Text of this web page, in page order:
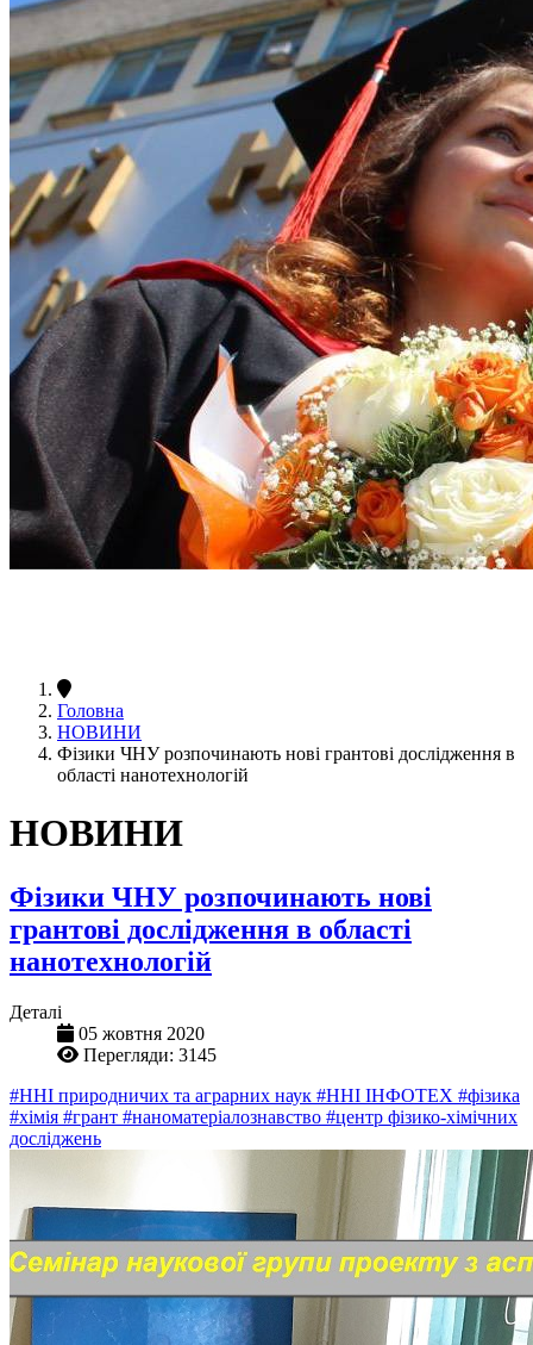
Головна
НОВИНИ
Фізики ЧНУ розпочинають нові грантові дослідження в
області нанотехнологій
НОВИНИ
Фізики ЧНУ розпочинають нові
грантові дослідження в області
нанотехнологій
Деталі
05 жовтня 2020
Перегляди: 3145
#ННІ природничих та аграрних наук #ННІ ІНФОТЕХ #фізика
#хімія #грант #наноматеріалознавство #центр фізико-хімічних
досліджень